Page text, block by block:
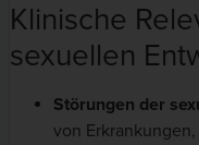
Klinische
sexuellen
Störungen der
von